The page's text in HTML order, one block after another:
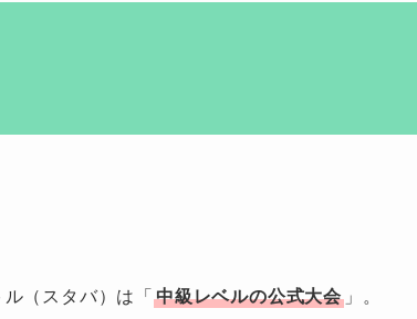
（スタバ）は「 中級レベルの公式大会 」。